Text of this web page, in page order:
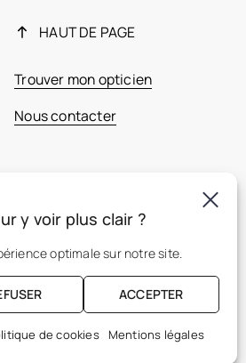
HAUT DE PAGE
Trouver mon opticien
Nous contacter
FR
y voir plus clair ?
optimale sur notre site.
ACCEPTER
de cookies Mentions légales